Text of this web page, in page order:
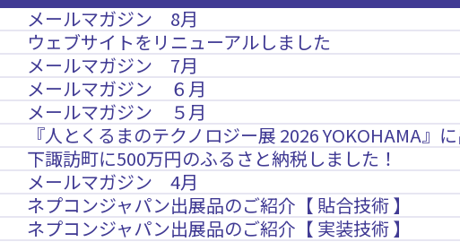
メールマガジン 8月
ウェブサイトをリニューアルしました
メールマガジン 7月
メールマガジン ６月
メールマガジン ５月
『人とくるまのテクノロジー展 2026 YOKOHAMA』
下諏訪町に500万円のふるさと納税しました！
メールマガジン 4月
ネプコンジャパン出展品のご紹介【 貼合技術 】
ネプコンジャパン出展品のご紹介【 実装技術 】